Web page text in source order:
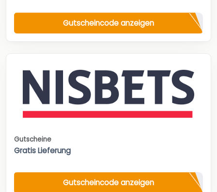
Gutscheincode anzeigen
Gutscheine
Gratis Lieferung
Gutscheincode anzeigen